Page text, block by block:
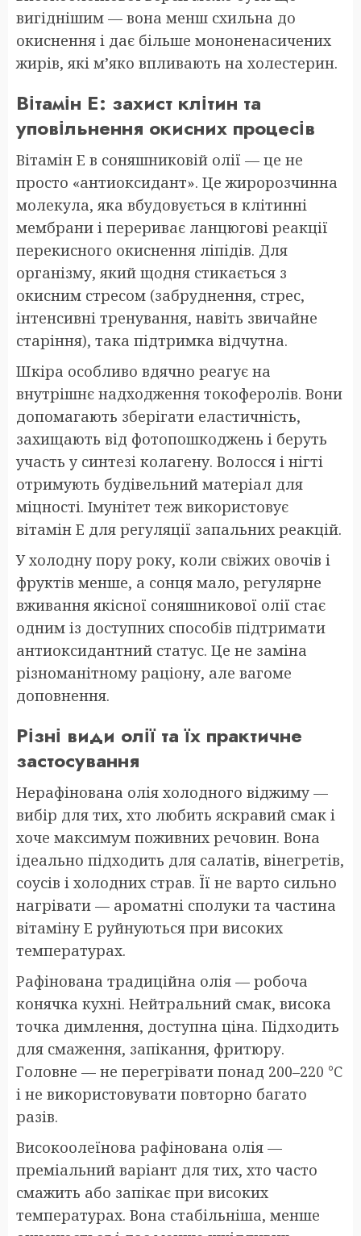
вигіднішим — вона менш схильна до
окиснення і дає більше мононенасичених
жирів, які м’яко впливають на холестерин.
Вітамін E: захист клітин та
уповільнення окисних процесів
Вітамін E в соняшниковій олії — це не
просто «антиоксидант». Це жиророзчинна
молекула, яка вбудовується в клітинні
мембрани і перериває ланцюгові реакції
перекисного окиснення ліпідів. Для
організму, який щодня стикається з
окисним стресом (забруднення, стрес,
інтенсивні тренування, навіть звичайне
старіння), така підтримка відчутна.
Шкіра особливо вдячно реагує на
внутрішнє надходження токоферолів. Вони
допомагають зберігати еластичність,
захищають від фотопошкоджень і беруть
участь у синтезі колагену. Волосся і нігті
отримують будівельний матеріал для
міцності. Імунітет теж використовує
вітамін E для регуляції запальних реакцій.
У холодну пору року, коли свіжих овочів і
фруктів менше, а сонця мало, регулярне
вживання якісної соняшникової олії стає
одним із доступних способів підтримати
антиоксидантний статус. Це не заміна
різноманітному раціону, але вагоме
доповнення.
Різні види олії та їх практичне
застосування
Нерафінована олія холодного віджиму —
вибір для тих, хто любить яскравий смак і
хоче максимум поживних речовин. Вона
ідеально підходить для салатів, вінегретів,
соусів і холодних страв. Її не варто сильно
нагрівати — ароматні сполуки та частина
вітаміну E руйнуються при високих
температурах.
Рафінована традиційна олія — робоча
конячка кухні. Нейтральний смак, висока
точка димлення, доступна ціна. Підходить
для смаження, запікання, фритюру.
Головне — не перегрівати понад 200–220 °C
і не використовувати повторно багато
разів.
Високоолеїнова рафінована олія —
преміальний варіант для тих, хто часто
смажить або запікає при високих
температурах. Вона стабільніша, менше